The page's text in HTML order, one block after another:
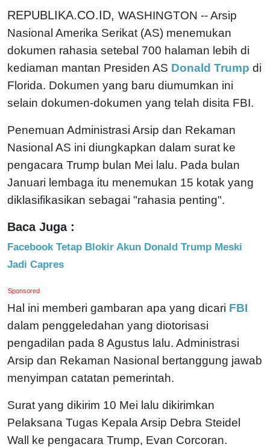
REPUBLIKA.CO.ID, WASHINGTON -- Arsip
Nasional Amerika Serikat (AS) menemukan
dokumen rahasia setebal 700 halaman lebih di
kediaman mantan Presiden AS Donald Trump di
Florida. Dokumen yang baru diumumkan ini
selain dokumen-dokumen yang telah disita FBI.
Penemuan Administrasi Arsip dan Rekaman
Nasional AS ini diungkapkan dalam surat ke
pengacara Trump bulan Mei lalu. Pada bulan
Januari lembaga itu menemukan 15 kotak yang
diklasifikasikan sebagai "rahasia penting".
Baca Juga :
Facebook Tetap Blokir Akun Donald Trump Meski
Jadi Capres
Sponsored
Hal ini memberi gambaran apa yang dicari FBI
dalam penggeledahan yang diotorisasi
pengadilan pada 8 Agustus lalu. Administrasi
Arsip dan Rekaman Nasional bertanggung jawab
menyimpan catatan pemerintah.
Surat yang dikirim 10 Mei lalu dikirimkan
Pelaksana Tugas Kepala Arsip Debra Steidel
Wall ke pengacara Trump, Evan Corcoran.